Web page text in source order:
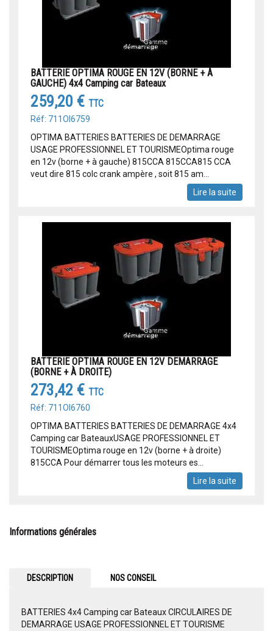
BATTERIE OPTIMA ROUGE EN 12V (BORNE + À
GAUCHE) 4x4 Camping car Bateaux
259,20 € TTC
Réf: 711OI6759
OPTIMA BATTERIES BATTERIES DE DEMARRAGE
USAGE PROFESSIONNEL ET TOURISMEOptima rouge
en 12v (borne + à gauche) 815CCA 815CCA815 CCA
veut dire 815 colc crank ampère , soit 815 am...
Lire la suite
BATTERIE OPTIMA ROUGE EN 12V DEMARRAGE
(BORNE + À DROITE)
273,42 € TTC
Réf: 711OI6760
OPTIMA BATTERIES BATTERIES DE DEMARRAGE 4x4
Camping car BateauxUSAGE PROFESSIONNEL ET
TOURISMEOptima rouge en 12v (borne + à droite)
815CCA Pour démarrer tous les moteurs es...
Lire la suite
Informations générales
DESCRIPTION NOS CONSEIL
BATTERIES 4x4 Camping car Bateaux CIRCULAIRES DE
DEMARRAGE USAGE PROFESSIONNEL ET TOURISME